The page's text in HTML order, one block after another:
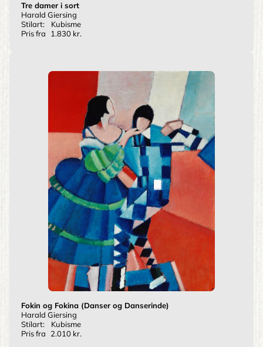
Tre damer i sort
Harald Giersing
Stilart:
Kubisme
Pris fra
1.830 kr.
Fokin og Fokina (Danser og Danserinde)
Harald Giersing
Stilart:
Kubisme
Pris fra
2.010 kr.